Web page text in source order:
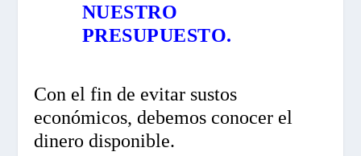
NUESTRO
PRESUPUESTO.
Con el fin de evitar sustos
económicos, debemos conocer el
dinero disponible.